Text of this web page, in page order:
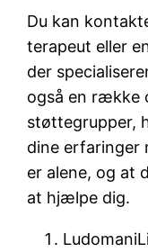
Du kan
terapeut eller
der
også en række
støttegrupper,
dine erfaringer
er alene, og at
at hjælpe dig.